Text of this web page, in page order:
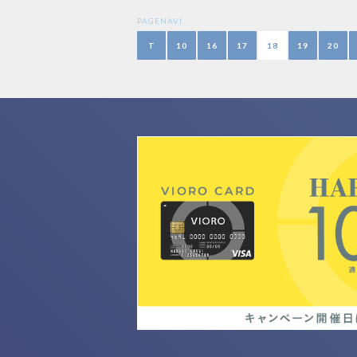
PAGENAVI
T 10 16 17 18 19 20